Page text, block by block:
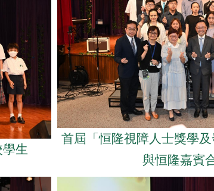
生
首屆「恒隆視障人士獎學
與恒隆嘉賓